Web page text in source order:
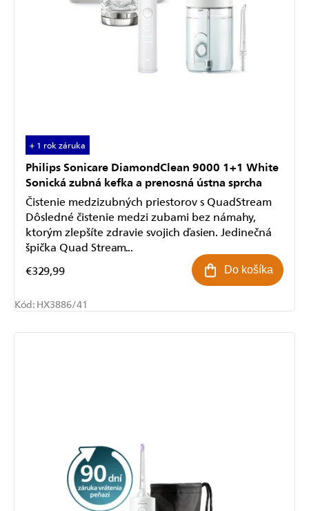
+ 1 rok záruka
Philips Sonicare DiamondClean 9000 1+1 White
Sonická zubná kefka a prenosná ústna sprcha
€329,99 Do košíka
Čistenie medzizubných priestorov s QuadStream
Dôsledné čistenie medzi zubami bez námahy,
ktorým zlepšíte zdravie svojich ďasien. Jedinečná
špička Quad Stream...
Kód: HX3886/41